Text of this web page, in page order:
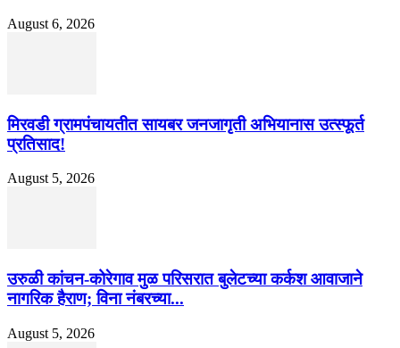
August 6, 2026
मिरवडी ग्रामपंचायतीत सायबर जनजागृती अभियानास उत्स्फूर्त
प्रतिसाद!
August 5, 2026
उरुळी कांचन-कोरेगाव मुळ परिसरात बुलेटच्या कर्कश आवाजाने
नागरिक हैराण; विना नंबरच्या...
August 5, 2026